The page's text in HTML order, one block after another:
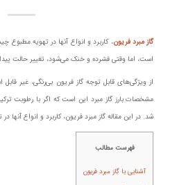
گاز مبرد فریون، کاربرد و انواع آنها در تهویه مطبوع
است، اما وقتی فشرده و خنک می‌شود، تغییر حالت
از ویژگی‌های قابل توجه گاز فریون بی‌رنگی، غیر
مشخصات بارز گاز مبرد این است که اگر با رطوبت
شد. در این مقاله گاز مبرد فریون، کاربرد و انواع آنها
فهرست مطالب
آشنایی با گاز مبرد فریون